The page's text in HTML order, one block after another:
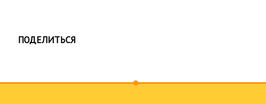
ПОДЕЛИТЬСЯ